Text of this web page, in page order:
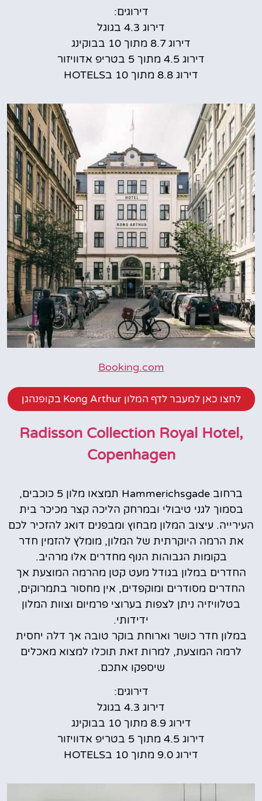
דירוגים:
דירוג 4.3 בגוגל
דירוג 8.7 מתוך 10 בבוקינג
דירוג 4.5 מתוך 5 בטריפ אדוויזור
דירוג 8.8 מתוך 10 בHOTELS
Booking.com
לחצו כאן למעבר לדף המלון Kong Arthur בקופנהגן
Radisson Collection Royal Hotel,
Copenhagen
ברחוב Hammerichsgade תמצאו מלון 5 כוכבים,
בסמוך לגני טיבולי ובמרחק הליכה קצר מכיכר בית
העירייה. עיצוב המלון מבחוץ ומבפנים דואג להזכיר לכם
את הרמה היוקרתית של המלון, מומלץ להזמין חדר
בקומות הגבוהות הנוף מחדרים אלו מרהיב.
החדרים במלון בגודל מעט קטן מהרמה המוצעת אך
החדרים מסודרים ומוקפדים, אין מחסור בתמרוקים,
בטלוויזיה ניתן לצפות בערוצי פרמיום וצוות המלון
ידידותי.
במלון חדר כושר וארוחת בוקר טובה אך דלה יחסית
לרמה המוצעת, למרות זאת תוכלו למצוא מאכלים
שיספקו אתכם.
דירוגים:
דירוג 4.3 בגוגל
דירוג 8.9 מתוך 10 בבוקינג
דירוג 4.5 מתוך 5 בטריפ אדוויזור
דירוג 9.0 מתוך 10 בHOTELS